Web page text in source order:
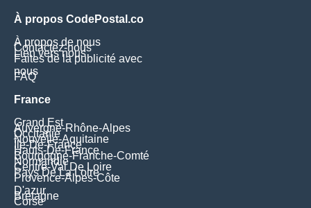
À propos CodePostal.co
À propos de nous
Contactez-nous
Lien vers nous
Faites de la publicité avec
nous
FAQ
France
Grand Est
Auvergne-Rhône-Alpes
Occitanie
Nouvelle-Aquitaine
Île-De-France
Hauts-De-France
Bourgogne-Franche-Comté
Normandie
Centre-Val De Loire
Pays De La Loire
Provence-Alpes-Côte
D'azur
Bretagne
Corse